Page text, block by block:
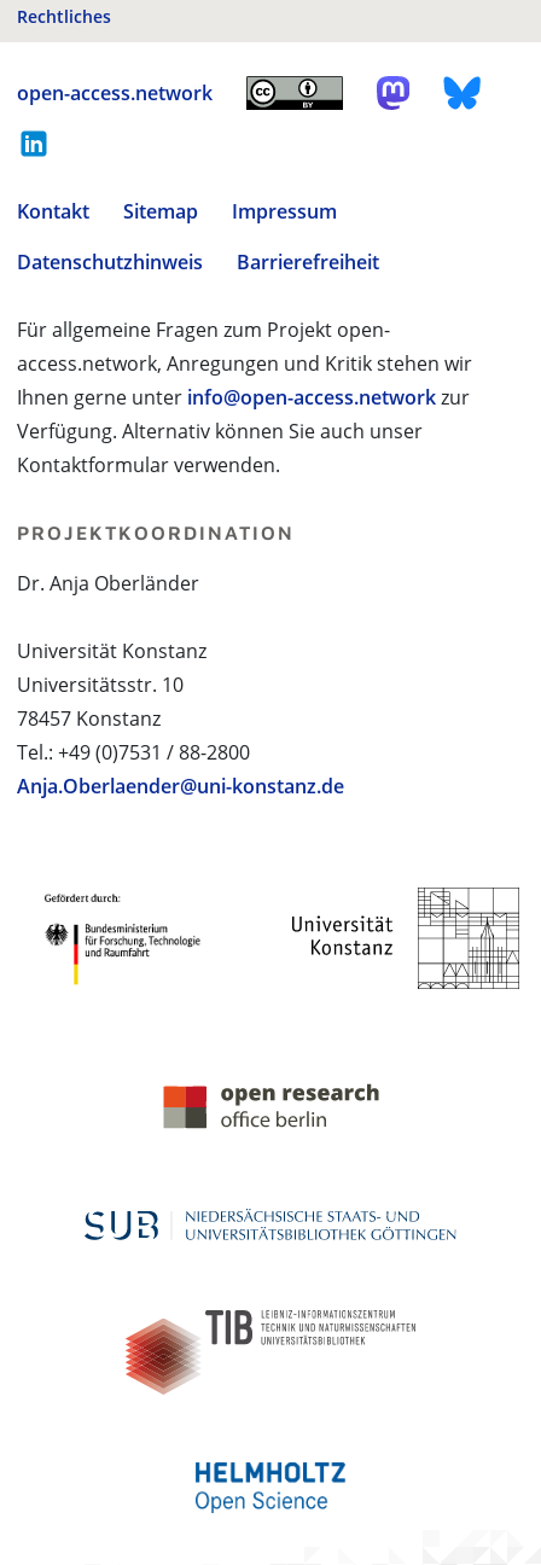
Rechtliches
open-access.network
Kontakt Sitemap
Impressum
Datenschutzhinweis
Barrierefreiheit
Für allgemeine Fragen zum Projekt open-
access.network, Anregungen und Kritik stehen wir
Ihnen gerne unter info@open-access.networkzur
Verfügung. Alternativ können Sie auch unser
Kontaktformular verwenden.
PROJEKTKOORDINATION
Dr. Anja Oberländer
Universität Konstanz
Universitätsstr. 10
78457 Konstanz
Tel.: +49 (0)7531 / 88-2800
Anja.Oberlaender@uni-konstanz.de